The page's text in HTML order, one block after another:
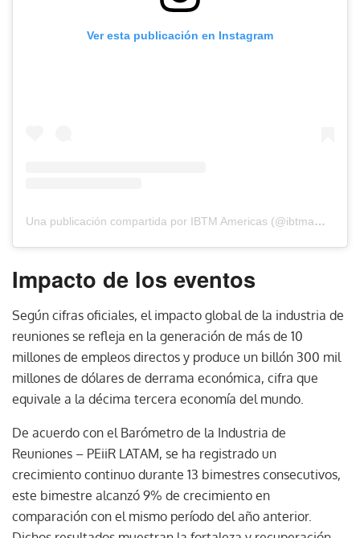
Ver esta publicación en Instagram
Una publicación compartida por IBTM Americas (@ibtmamericas)
Impacto de los eventos
Según cifras oficiales, el impacto global de la industria de
reuniones se refleja en la generación de más de 10
millones de empleos directos y produce un billón 300 mil
millones de dólares de derrama económica, cifra que
equivale a la décima tercera economía del mundo.
De acuerdo con el Barómetro de la Industria de
Reuniones – PEiiR LATAM, se ha registrado un
crecimiento continuo durante 13 bimestres consecutivos,
este bimestre alcanzó 9% de crecimiento en
comparación con el mismo período del año anterior.